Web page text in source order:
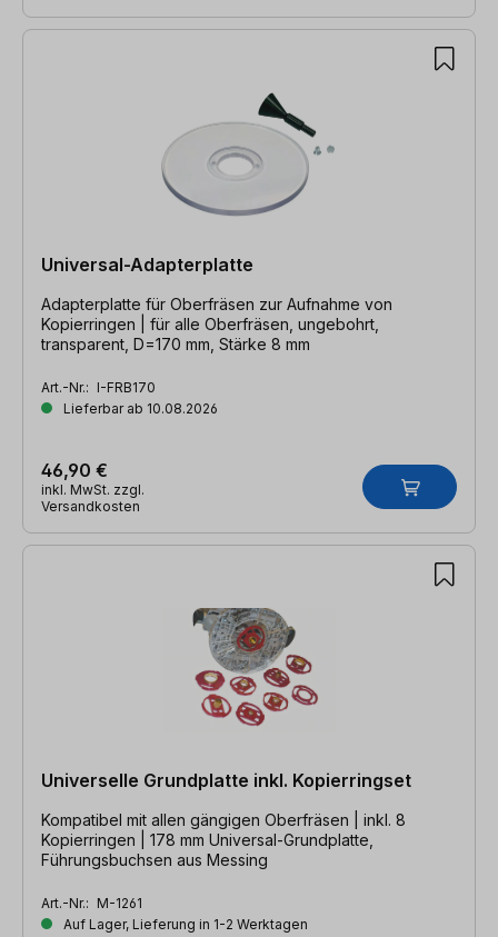
Universal-Adapterplatte
Adapterplatte für Oberfräsen zur Aufnahme von
Kopierringen | für alle Oberfräsen, ungebohrt,
transparent, D=170 mm, Stärke 8 mm
Art.-Nr.: I-FRB170
Lieferbar ab 10.08.2026
46,90 €
inkl. MwSt. zzgl.
Versandkosten
Universelle Grundplatte inkl. Kopierringset
Kompatibel mit allen gängigen Oberfräsen | inkl. 8
Kopierringen | 178 mm Universal-Grundplatte,
Führungsbuchsen aus Messing
Art.-Nr.: M-1261
Auf Lager, Lieferung in 1-2 Werktagen